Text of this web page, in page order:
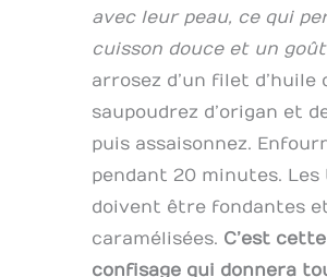
avec leur peau, ce qui
cuisson douce et un
arrosez d’un filet d’huile
saupoudrez d’origan et
puis assaisonnez.
pendant 20 minutes. Les
doivent être fondantes
caramélisées. C’est
confisage qui donnera